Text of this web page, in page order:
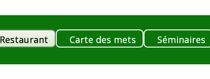
Restaurant Carte des mets Séminaires